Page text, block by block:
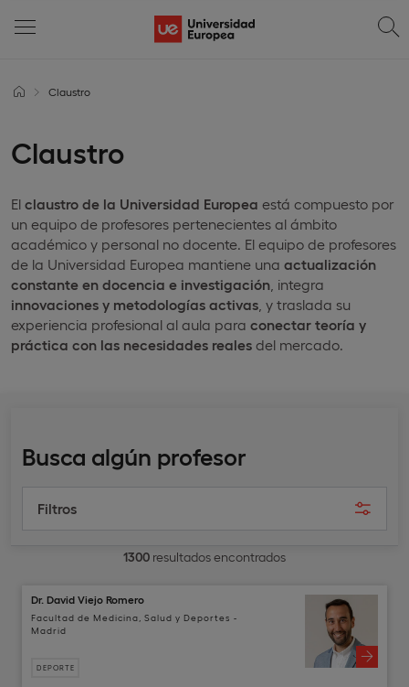
Claustro
Claustro
El claustro de la Universidad Europea está compuesto por
un equipo de profesores pertenecientes al ámbito
académico y personal no docente. El equipo de profesores
de la Universidad Europea mantiene una actualización
constante en docencia e investigación , integra
innovaciones y metodologías activas , y traslada su
experiencia profesional al aula para conectar teoría y
práctica con las necesidades reales del mercado.
Busca algún profesor
Filtros
1300 resultados encontrados
Dr. David Viejo Romero
Facultad de Medicina, Salud y Deportes -
Madrid
DEPORTE